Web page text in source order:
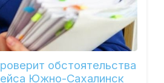
обстоятельства
Южно-Сахалинск